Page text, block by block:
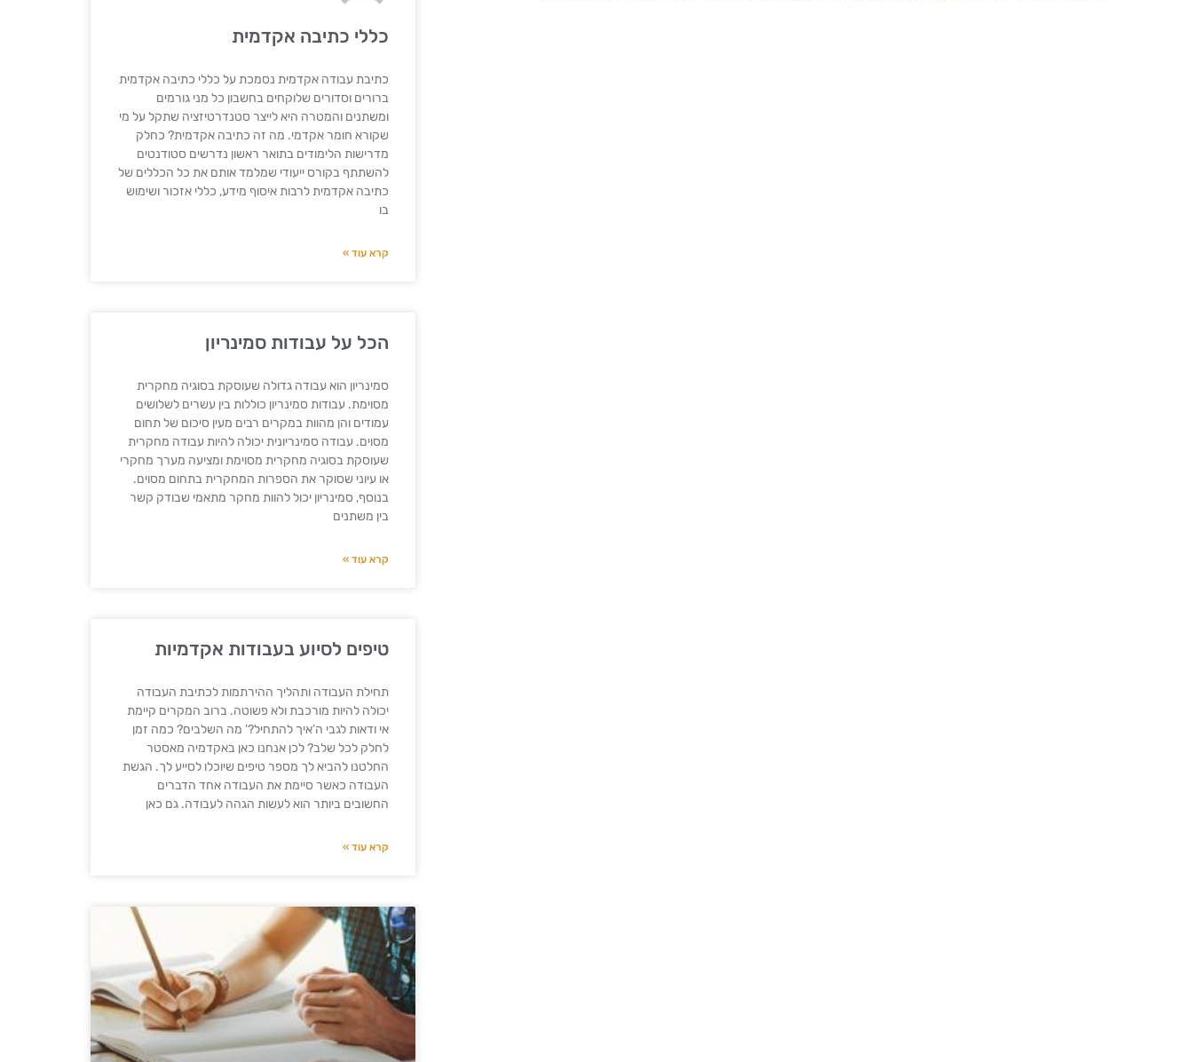
כללי כתיבה אקדמית
כתיבת עבודה אקדמית נסמכת על כללי כתיבה אקדמית
ברורים וסדורים שלוקחים בחשבון כל מני גורמים
ומשתנים והמטרה היא לייצר סטנדרטיזציה שתקל על מי
שקורא חומר אקדמי. מה זה כתיבה אקדמית? כחלק
מדרישות הלימודים בתואר ראשון נדרשים סטודנטים
להשתתף בקורס ייעודי שמלמד אותם את כל הכללים של
כתיבה אקדמית לרבות איסוף מידע, כללי אזכור ושימוש
בו
קרא עוד »
הכל על עבודות סמינריון
סמינריון הוא עבודה גדולה שעוסקת בסוגיה מחקרית
מסוימת. עבודות סמינריון כוללות בין עשרים לשלושים
עמודים והן מהוות במקרים רבים מעין סיכום של תחום
מסוים. עבודה סמינריונית יכולה להיות עבודה מחקרית
שעוסקת בסוגיה מחקרית מסוימת ומציעה מערך מחקרי
או עיוני שסוקר את הספרות המחקרית בתחום מסוים.
בנוסף, סמינריון יכול להוות מחקר מתאמי שבודק קשר
בין משתנים
קרא עוד »
טיפים לסיוע בעבודות אקדמיות
תחילת העבודה ותהליך ההירתמות לכתיבת העבודה
יכולה להיות מורכבת ולא פשוטה. ברוב המקרים קיימת
אי ודאות לגבי ה’איך להתחיל?’ מה השלבים? כמה זמן
לחלק לכל שלב? לכן אנחנו כאן באקדמיה מאסטר
החלטנו להביא לך מספר טיפים שיוכלו לסייע לך. הגשת
העבודה כאשר סיימת את העבודה אחד הדברים
החשובים ביותר הוא לעשות הגהה לעבודה. גם כאן
קרא עוד »